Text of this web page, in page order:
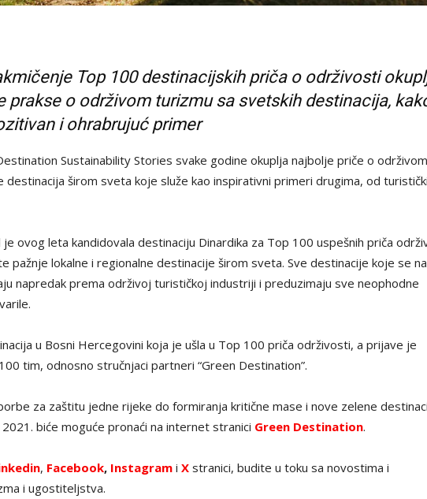
Top 100 destinacijskih priča o održivosti
prakse o održivom turizmu sa svetskih destinacija,
i ohrabrujuć primer
Sustainability Stories svake godine okuplja najbolje priče o održivom
širom sveta koje služe kao inspirativni primeri drugima, od
ovog leta kandidovala destinaciju Dinardika za Top 100 uspešnih priča
pažnje lokalne i regionalne destinacije širom sveta. Sve destinacije koje se
napredak prema održivoj turističkoj industriji i preduzimaju sve neophodne
u Bosni Hercegovini koja je ušla u Top 100 priča održivosti, a prijave je
tim, odnosno stručnjaci partneri “Green Destination”.
za zaštitu jedne rijeke do formiranja kritične mase i nove zelene
biće moguće pronaći na internet stranici Green Destination.
, Facebook, Instagram i X stranici, budite u toku sa novostima i
i ugostiteljstva.